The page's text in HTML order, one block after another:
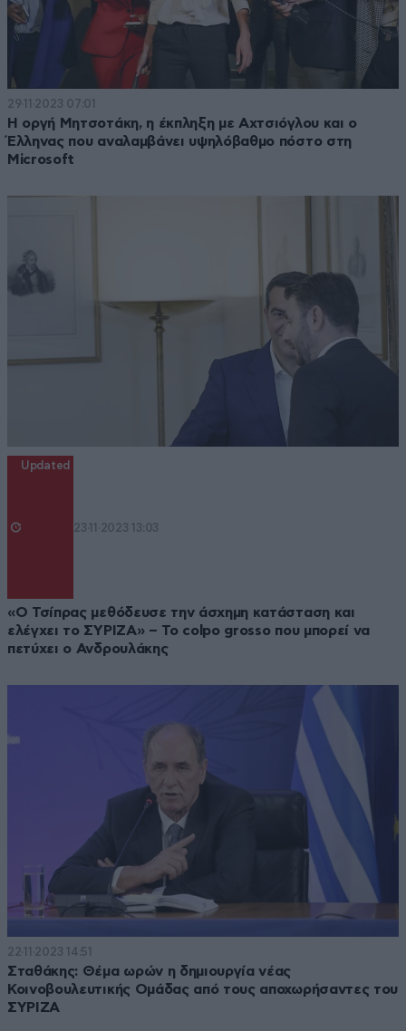
29·11·2023 07:01
Η οργή Μητσοτάκη, η έκπληξη με Αχτσιόγλου και ο
Έλληνας που αναλαμβάνει υψηλόβαθμο πόστο στη
Microsoft
Updated
23·11·2023 13:03
«Ο Τσίπρας μεθόδευσε την άσχημη κατάσταση και
ελέγχει το ΣΥΡΙΖΑ» – Το colpo grosso που μπορεί να
πετύχει ο Ανδρουλάκης
22·11·2023 14:51
Σταθάκης: Θέμα ωρών η δημιουργία νέας
Κοινοβουλευτικής Ομάδας από τους αποχωρήσαντες του
ΣΥΡΙΖΑ